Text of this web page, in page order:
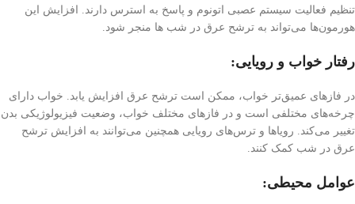
تنظیم فعالیت سیستم عصبی اتونوم و پاسخ به استرس دارند. افزایش این
هورمون‌ها می‌تواند به ترشح عرق در شب ها منجر شود.
رفتار خواب و رویایی:
در فازهای عمیق‌تر خواب، ممکن است ترشح عرق افزایش یابد. خواب دارای
چرخه‌های مختلفی است و در فازهای مختلف خواب، وضعیت فیزیولوژیکی بدن
تغییر می‌کند. رویاها و ترس‌های رویایی همچنین می‌توانند به افزایش ترشح
عرق در شب کمک کنند.
عوامل محیطی: